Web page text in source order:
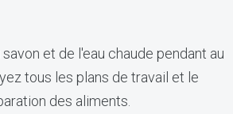
et de l'eau chaude pendant au
tous les plans de travail et le
des aliments.